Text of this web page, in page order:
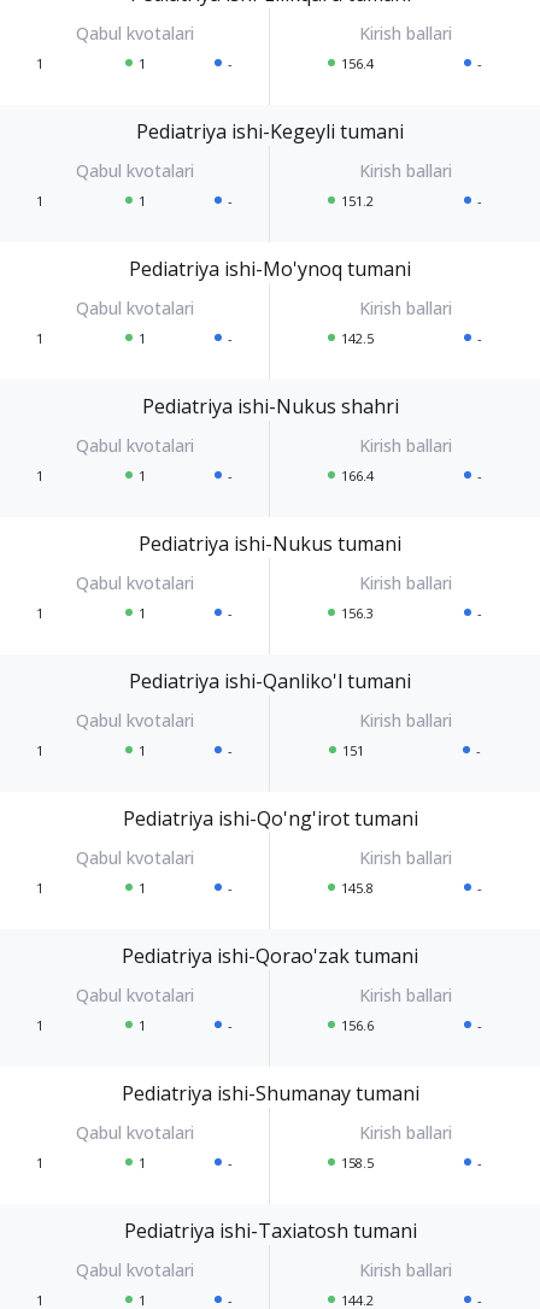
1 1 - 156.4 -
Pediatriya ishi-Kegeyli tumani
1 1 - 151.2 -
Pediatriya ishi-Mo'ynoq tumani
1 1 - 142.5 -
Pediatriya ishi-Nukus shahri
1 1 - 166.4 -
Pediatriya ishi-Nukus tumani
1 1 - 156.3 -
Pediatriya ishi-Qanliko'l tumani
1 1 - 151 -
Pediatriya ishi-Qo'ng'irot tumani
1 1 - 145.8 -
Pediatriya ishi-Qorao'zak tumani
1 1 - 156.6 -
Pediatriya ishi-Shumanay tumani
1 1 - 158.5 -
Pediatriya ishi-Taxiatosh tumani
1 1 - 144.2 -